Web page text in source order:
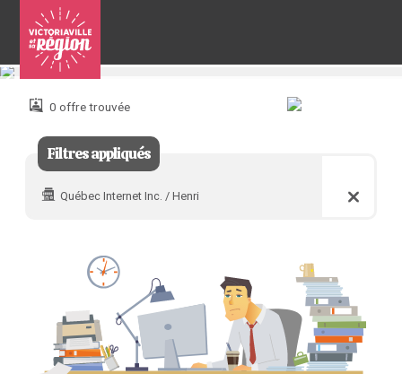
Pour
joindre 0 offre trouvée
Filtres appliqués
Québec Internet Inc. / Henri